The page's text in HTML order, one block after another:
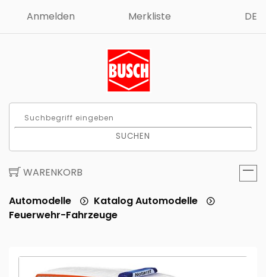
Anmelden Merkliste DE
SUCHEN
WARENKORB
Automodelle
Katalog Automodelle
Feuerwehr-Fahrzeuge